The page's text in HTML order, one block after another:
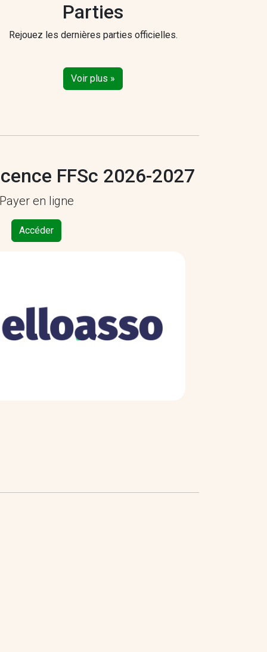
Parties
Rejouez les dernières parties officielles.
Voir plus »
FFSc 2026-2027
en ligne
Accéder